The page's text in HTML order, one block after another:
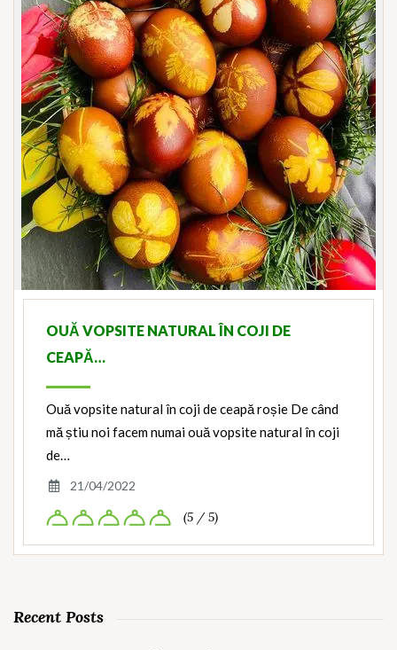
OUĂ VOPSITE NATURAL ÎN COJI DE
CEAPĂ…
Ouă vopsite natural în coji de ceapă roșie De când
mă știu noi facem numai ouă vopsite natural în coji
de…
21/04/2022
(5 / 5)
Recent Posts